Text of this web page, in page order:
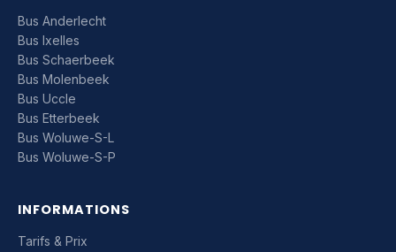
Bus Anderlecht
Bus Ixelles
Bus Schaerbeek
Bus Molenbeek
Bus Uccle
Bus Etterbeek
Bus Woluwe-S-L
Bus Woluwe-S-P
INFORMATIONS
Tarifs & Prix